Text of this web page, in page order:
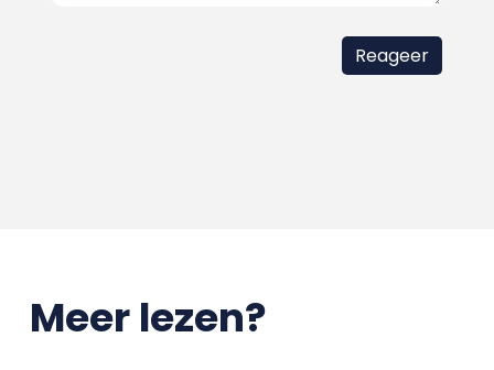
Meer lezen?